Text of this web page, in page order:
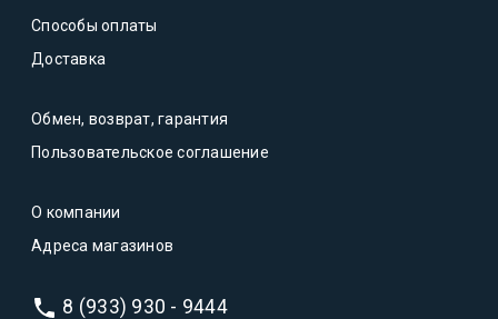
Способы оплаты
Доставка
Обмен, возврат, гарантия
Пользовательское соглашение
О компании
Адреса магазинов
8 (933) 930 - 9444